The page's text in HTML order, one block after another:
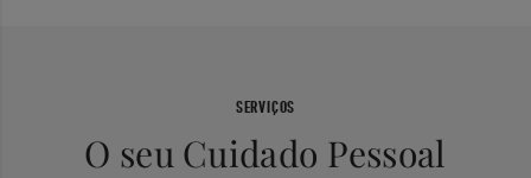
SERVIÇOS
O seu Cuidado Pessoal